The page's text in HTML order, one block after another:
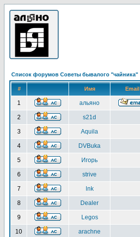
Список форумов Советы бывалого "чайника"
# Имя Email
1 альяно
2 s21d
3 Aquila
4 DVBuka
5 Игорь
6 strive
7 lnk
8 Dealer
9 Legos
10 arachne